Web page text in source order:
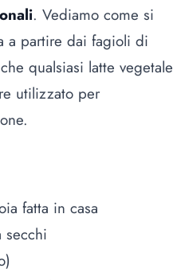
. Vediamo come si
a partire dai fagioli di
qualsiasi latte vegetale
utilizzato per
fatta in casa
secchi